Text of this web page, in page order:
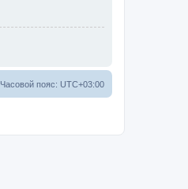
Часовой пояс: UTC+03:00